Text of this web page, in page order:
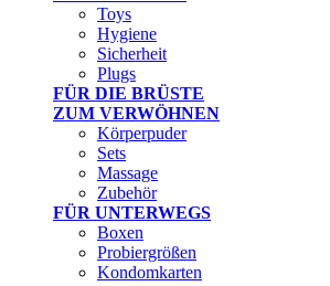
Toys
Hygiene
Sicherheit
Plugs
FÜR DIE BRÜSTE
ZUM VERWÖHNEN
Körperpuder
Sets
Massage
Zubehör
FÜR UNTERWEGS
Boxen
Probiergrößen
Kondomkarten